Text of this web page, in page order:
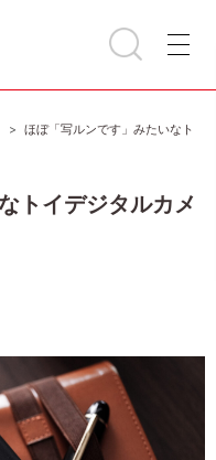
ほぼ「写ルンです」みたいなト
トイデジタルカメ